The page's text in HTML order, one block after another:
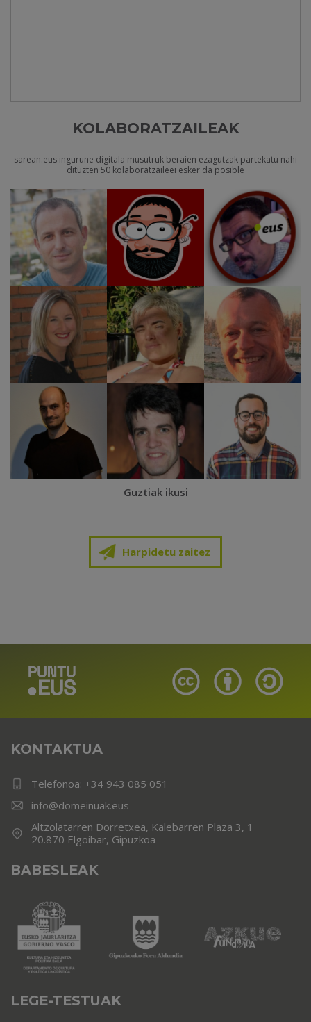
KOLABORATZAILEAK
sarean.eus ingurune digitala musutruk beraien ezagutzak partekatu nahi
dituzten 50 kolaboratzaileei esker da posible
Guztiak ikusi
Harpidetu zaitez
KONTAKTUA
Telefonoa: +34 943 085 051
info@domeinuak.eus
Altzolatarren Dorretxea, Kalebarren Plaza 3, 1
20.870 Elgoibar, Gipuzkoa
BABESLEAK
LEGE-TESTUAK